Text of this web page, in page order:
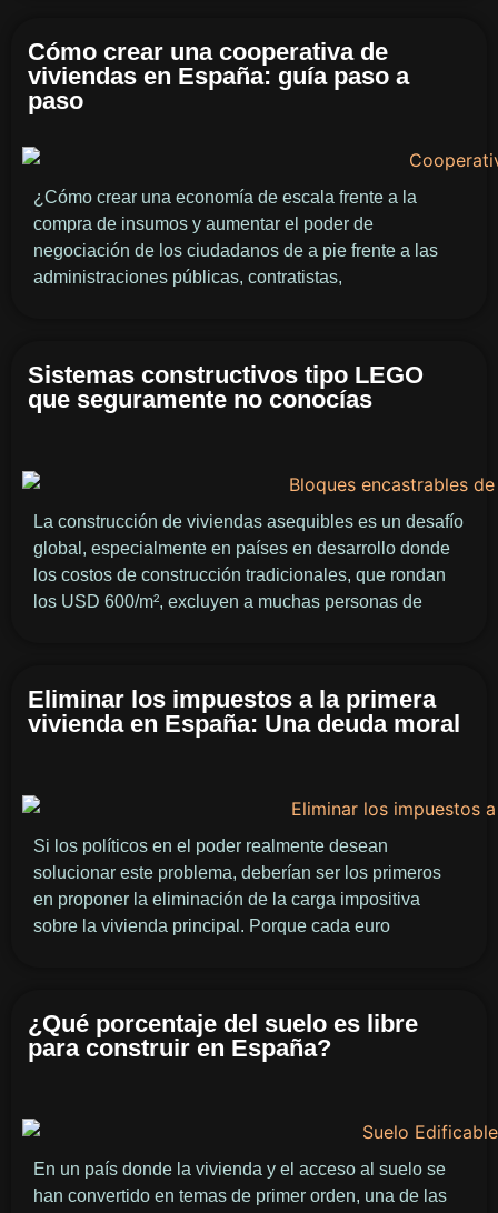
Cómo crear una cooperativa de
viviendas en España: guía paso a
paso
¿Cómo crear una economía de escala frente a la
compra de insumos y aumentar el poder de
negociación de los ciudadanos de a pie frente a las
administraciones públicas, contratistas,
Sistemas constructivos tipo LEGO
que seguramente no conocías
La construcción de viviendas asequibles es un desafío
global, especialmente en países en desarrollo donde
los costos de construcción tradicionales, que rondan
los USD 600/m², excluyen a muchas personas de
Eliminar los impuestos a la primera
vivienda en España: Una deuda moral
Si los políticos en el poder realmente desean
solucionar este problema, deberían ser los primeros
en proponer la eliminación de la carga impositiva
sobre la vivienda principal. Porque cada euro
¿Qué porcentaje del suelo es libre
para construir en España?
En un país donde la vivienda y el acceso al suelo se
han convertido en temas de primer orden, una de las